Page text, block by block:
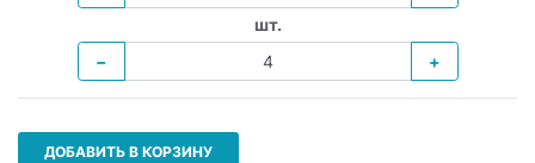
шт.
−
+
ДОБАВИТЬ В КОРЗИНУ